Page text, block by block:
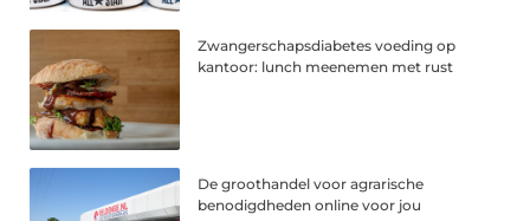
Zwangerschapsdiabetes voeding op
kantoor: lunch meenemen met rust
De groothandel voor agrarische
benodigdheden online voor jou